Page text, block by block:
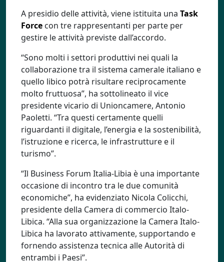
A presidio delle attività, viene istituita una Task
Force con tre rappresentanti per parte per
gestire le attività previste dall’accordo.
“Sono molti i settori produttivi nei quali la
collaborazione tra il sistema camerale italiano e
quello libico potrà risultare reciprocamente
molto fruttuosa”, ha sottolineato il vice
presidente vicario di Unioncamere, Antonio
Paoletti. “Tra questi certamente quelli
riguardanti il digitale, l’energia e la sostenibilità,
l’istruzione e ricerca, le infrastrutture e il
turismo”.
“Il Business Forum Italia-Libia è una importante
occasione di incontro tra le due comunità
economiche”, ha evidenziato Nicola Colicchi,
presidente della Camera di commercio Italo-
Libica. “Alla sua organizzazione la Camera Italo-
Libica ha lavorato attivamente, supportando e
fornendo assistenza tecnica alle Autorità di
entrambi i Paesi”.